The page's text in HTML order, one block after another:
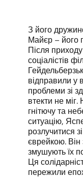
З його
Майєр – його
Після
соціалістів
відправили у
проблеми зі
втекти не
гнітючу та
ситуацію,
розлучитися
єврейкою. Він
змушують їх
Ця
пережили